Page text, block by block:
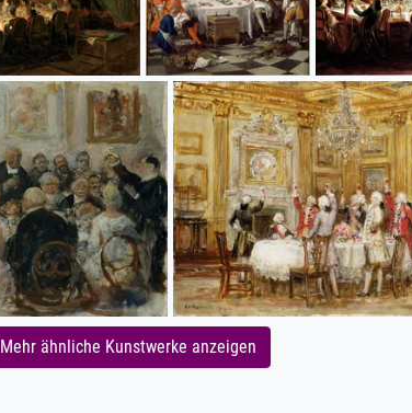
Mehr ähnliche Kunstwerke anzeigen